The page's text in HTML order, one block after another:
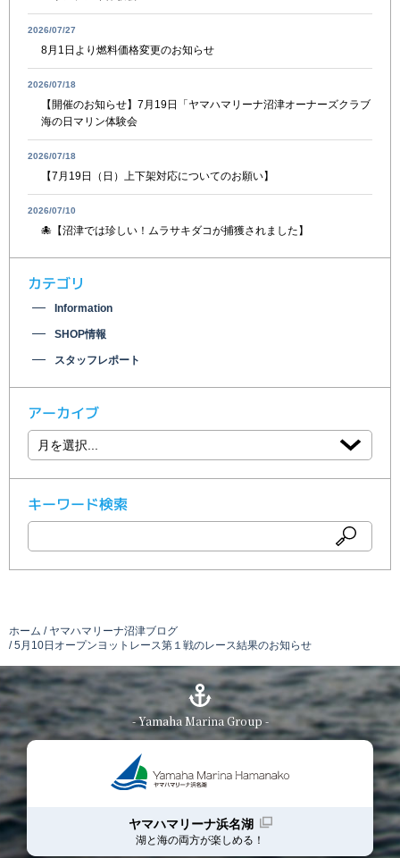
2026/07/27
8月1日より燃料価格変更のお知らせ
2026/07/18
【開催のお知らせ】7月19日「ヤマハマリーナ沼津オーナーズクラブ
海の日マリン体験会
2026/07/18
【7月19日（日）上下架対応についてのお願い】
2026/07/10
🐙【沼津では珍しい！ムラサキダコが捕獲されました】
カテゴリ
Information
SHOP情報
スタッフレポート
アーカイブ
キーワード検索
ホーム
ヤマハマリーナ沼津ブログ
5月10日オープンヨットレース第１戦のレース結果のお知らせ
- Yamaha Marina Group -
ヤマハマリーナ浜名湖
湖と海の両方が楽しめる！